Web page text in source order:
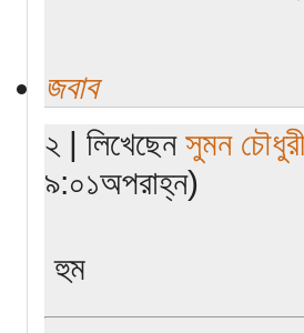
জবাব
২ | লিখেছেন সুমন চৌধুরী
৯:০১অপরাহ্ন)
হুম